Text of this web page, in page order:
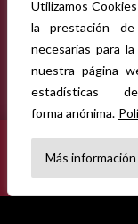
Utilizamos
la prestación
necesarias para
nuestra página
forma anónima.
Más información
Tel. 93 346 91 52
CERRADO
Del 1 al 16 de
recibidos
agosto.